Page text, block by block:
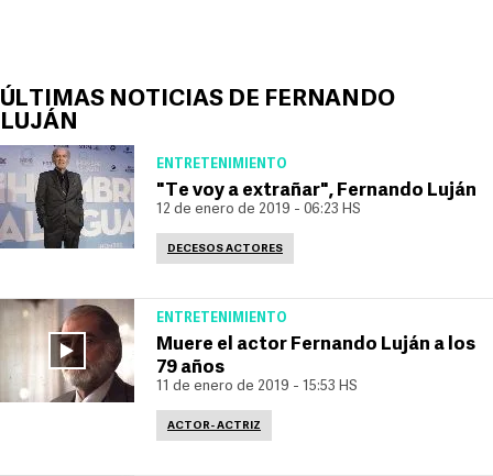
ÚLTIMAS NOTICIAS DE FERNANDO
LUJÁN
ENTRETENIMIENTO
"Te voy a extrañar", Fernando Luján
12 de enero de 2019 - 06:23 HS
DECESOS ACTORES
ENTRETENIMIENTO
Muere el actor Fernando Luján a los
79 años
11 de enero de 2019 - 15:53 HS
ACTOR- ACTRIZ